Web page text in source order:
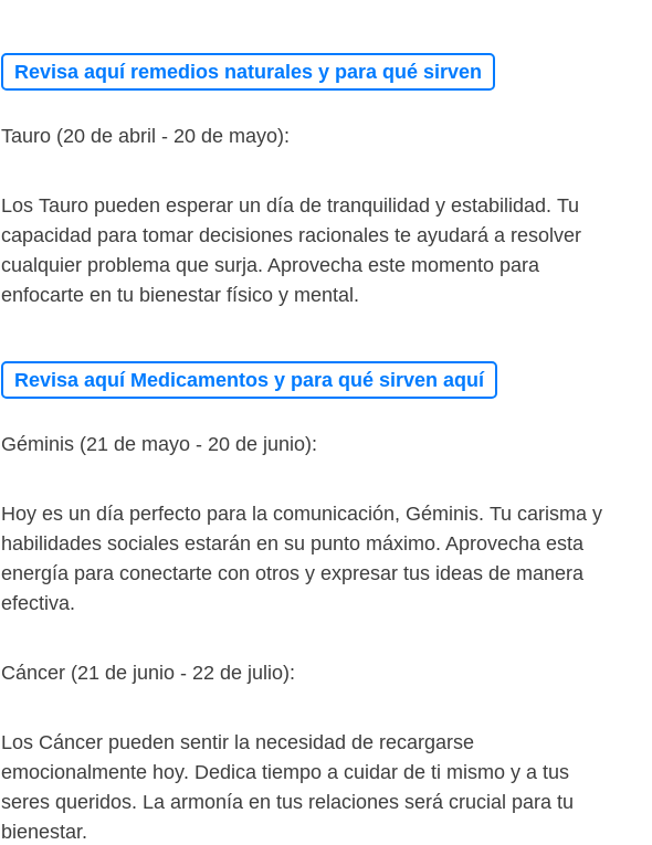
Revisa aquí remedios naturales y para qué sirven
Tauro (20 de abril - 20 de mayo):
Los Tauro pueden esperar un día de tranquilidad y estabilidad. Tu
capacidad para tomar decisiones racionales te ayudará a resolver
cualquier problema que surja. Aprovecha este momento para
enfocarte en tu bienestar físico y mental.
Revisa aquí Medicamentos y para qué sirven aquí
Géminis (21 de mayo - 20 de junio):
Hoy es un día perfecto para la comunicación, Géminis. Tu carisma y
habilidades sociales estarán en su punto máximo. Aprovecha esta
energía para conectarte con otros y expresar tus ideas de manera
efectiva.
Cáncer (21 de junio - 22 de julio):
Los Cáncer pueden sentir la necesidad de recargarse
emocionalmente hoy. Dedica tiempo a cuidar de ti mismo y a tus
seres queridos. La armonía en tus relaciones será crucial para tu
bienestar.